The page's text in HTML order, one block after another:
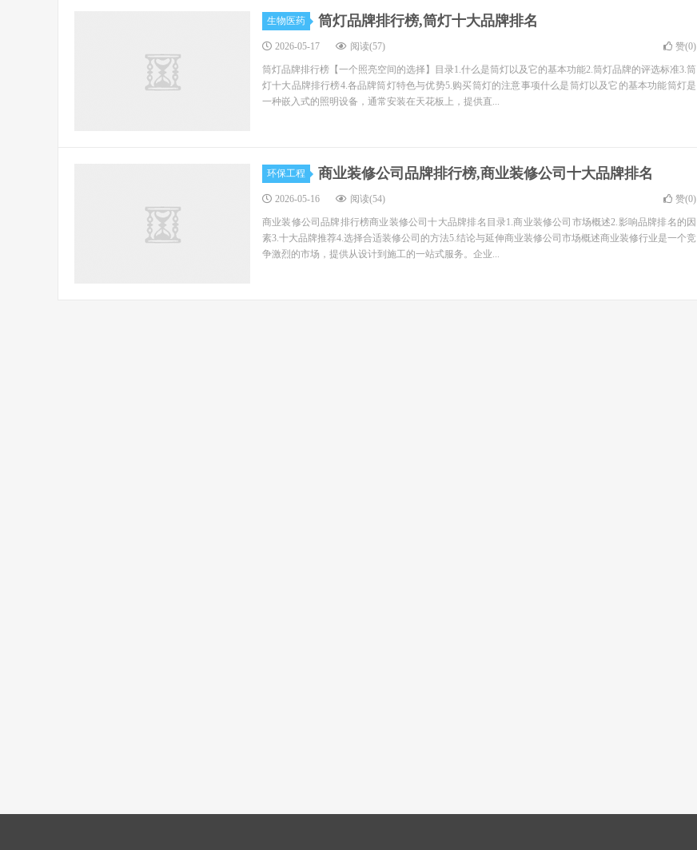
生物医药 筒灯品牌排行榜,筒灯十大品牌排名
2026-05-17 阅读(57) 赞(0)
筒灯品牌排行榜【一个照亮空间的选择】目录1.什么是筒灯以及它的基本功能2.筒灯品牌的评选标准3.筒
灯十大品牌排行榜4.各品牌筒灯特色与优势5.购买筒灯的注意事项什么是筒灯以及它的基本功能筒灯是
一种嵌入式的照明设备，通常安装在天花板上，提供直...
环保工程 商业装修公司品牌排行榜,商业装修公司十大品牌排名
2026-05-16 阅读(54) 赞(0)
商业装修公司品牌排行榜商业装修公司十大品牌排名目录1.商业装修公司市场概述2.影响品牌排名的因
素3.十大品牌推荐4.选择合适装修公司的方法5.结论与延伸商业装修公司市场概述商业装修行业是一个竞
争激烈的市场，提供从设计到施工的一站式服务。企业...